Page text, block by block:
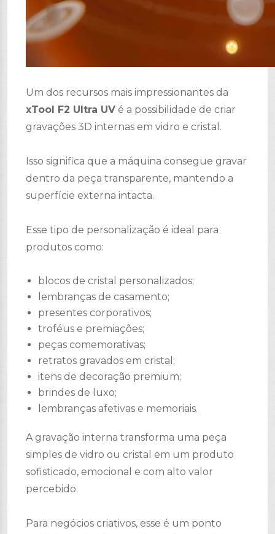
Um dos recursos mais impressionantes da
xTool F2 Ultra UV é a possibilidade de criar
gravações 3D internas em vidro e cristal.
Isso significa que a máquina consegue gravar
dentro da peça transparente, mantendo a
superfície externa intacta.
Esse tipo de personalização é ideal para
produtos como:
blocos de cristal personalizados;
lembranças de casamento;
presentes corporativos;
troféus e premiações;
peças comemorativas;
retratos gravados em cristal;
itens de decoração premium;
brindes de luxo;
lembranças afetivas e memoriais.
A gravação interna transforma uma peça
simples de vidro ou cristal em um produto
sofisticado, emocional e com alto valor
percebido.
Para negócios criativos, esse é um ponto